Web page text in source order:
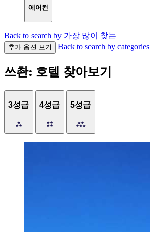
에어컨
Back to search by 가장 많이 찾는
추가 옵션 보기 Back to search by categories
쓰촨: 호텔 찾아보기
3성급 4성급 5성급